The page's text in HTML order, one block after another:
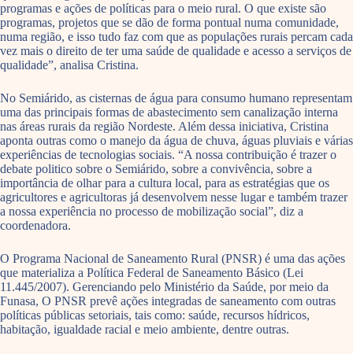
programas e ações de políticas para o meio rural. O que existe são
programas, projetos que se dão de forma pontual numa comunidade,
numa região, e isso tudo faz com que as populações rurais percam cada
vez mais o direito de ter uma saúde de qualidade e acesso a serviços de
qualidade”, analisa Cristina.
No Semiárido, as cisternas de água para consumo humano representam
uma das principais formas de abastecimento sem canalização interna
nas áreas rurais da região Nordeste. Além dessa iniciativa, Cristina
aponta outras como o manejo da água de chuva, águas pluviais e várias
experiências de tecnologias sociais. “A nossa contribuição é trazer o
debate politico sobre o Semiárido, sobre a convivência, sobre a
importância de olhar para a cultura local, para as estratégias que os
agricultores e agricultoras já desenvolvem nesse lugar e também trazer
a nossa experiência no processo de mobilização social”, diz a
coordenadora.
O Programa Nacional de Saneamento Rural (PNSR) é uma das ações
que materializa a Política Federal de Saneamento Básico (Lei
11.445/2007). Gerenciando pelo Ministério da Saúde, por meio da
Funasa, O PNSR prevê ações integradas de saneamento com outras
políticas públicas setoriais, tais como: saúde, recursos hídricos,
habitação, igualdade racial e meio ambiente, dentre outras.